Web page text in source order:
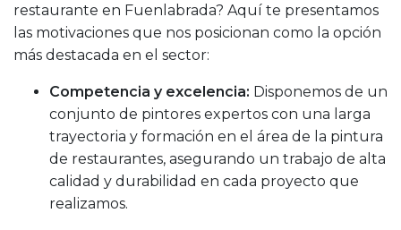
restaurante en Fuenlabrada? Aquí te presentamos
las motivaciones que nos posicionan como la opción
más destacada en el sector:
Competencia y excelencia: Disponemos de un
conjunto de pintores expertos con una larga
trayectoria y formación en el área de la pintura
de restaurantes, asegurando un trabajo de alta
calidad y durabilidad en cada proyecto que
realizamos.